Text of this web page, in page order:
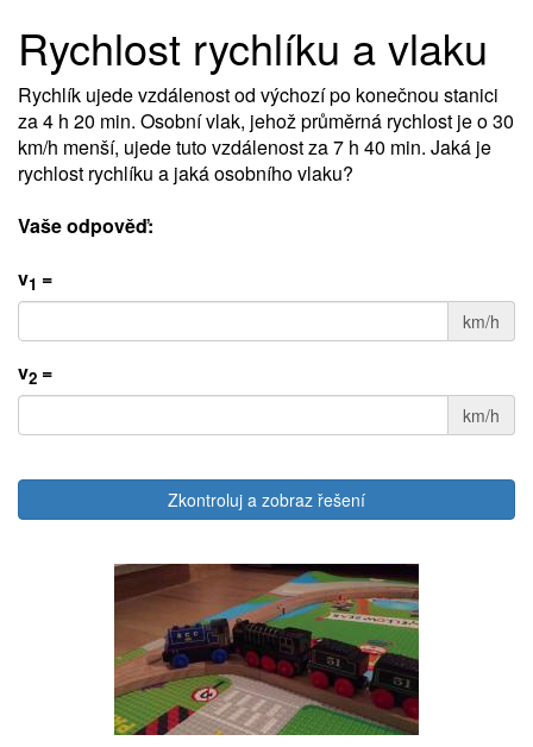
Rychlost rychlíku a vlaku
Rychlík ujede vzdálenost od výchozí po konečnou stanici
za 4 h 20 min. Osobní vlak, jehož průměrná rychlost je o 30
km/h menší, ujede tuto vzdálenost za 7 h 40 min. Jaká je
rychlost rychlíku a jaká osobního vlaku?
Vaše odpověď:
v1 =
km/h
v2 =
km/h
Zkontroluj a zobraz řešení